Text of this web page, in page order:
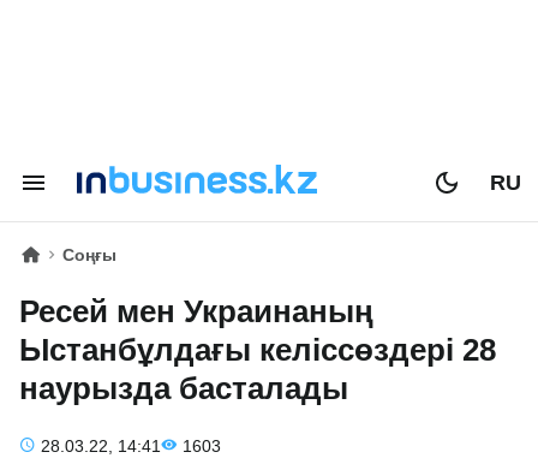
RU
Соңғы
Ресей мен Украинаның
Ыстанбұлдағы келіссөздері 28
наурызда басталады
28.03.22, 14:41 1603